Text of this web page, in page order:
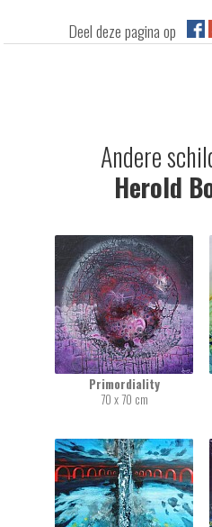
Deel deze pagina op
Andere
Herold
Primordiality
70 x 70 cm